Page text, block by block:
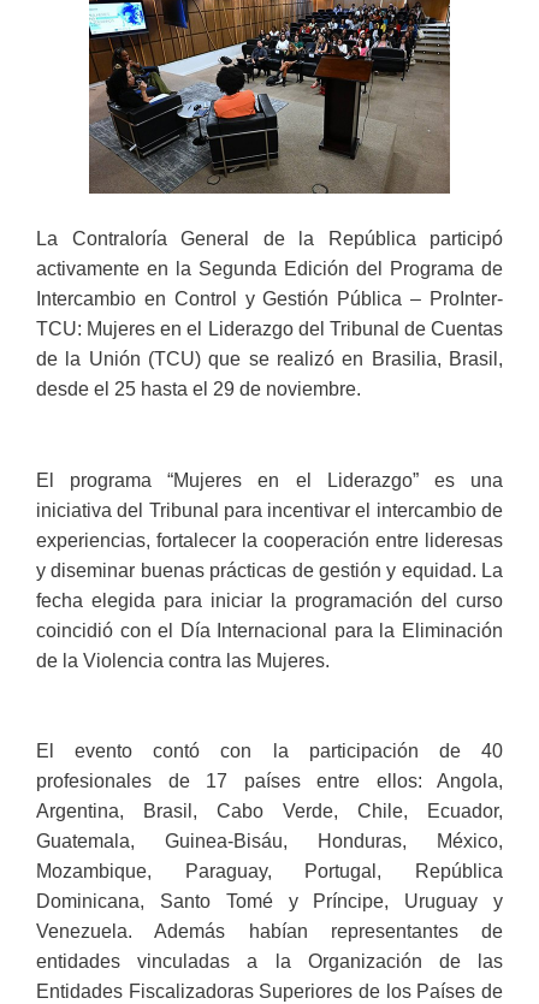
La Contraloría General de la República participó
activamente en la Segunda Edición del Programa de
Intercambio en Control y Gestión Pública – ProInter-
TCU: Mujeres en el Liderazgo del Tribunal de Cuentas
de la Unión (TCU) que se realizó en Brasilia, Brasil,
desde el 25 hasta el 29 de noviembre.
El programa “Mujeres en el Liderazgo” es una
iniciativa del Tribunal para incentivar el intercambio de
experiencias, fortalecer la cooperación entre lideresas
y diseminar buenas prácticas de gestión y equidad. La
fecha elegida para iniciar la programación del curso
coincidió con el Día Internacional para la Eliminación
de la Violencia contra las Mujeres.
El evento contó con la participación de 40
profesionales de 17 países entre ellos: Angola,
Argentina, Brasil, Cabo Verde, Chile, Ecuador,
Guatemala, Guinea-Bisáu, Honduras, México,
Mozambique, Paraguay, Portugal, República
Dominicana, Santo Tomé y Príncipe, Uruguay y
Venezuela. Además habían representantes de
entidades vinculadas a la Organización de las
Entidades Fiscalizadoras Superiores de los Países de